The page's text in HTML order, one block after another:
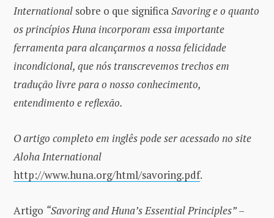
International sobre o que significaSavoring e o quanto
os princípios Huna incorporam essa importante
ferramenta para alcançarmos a nossa felicidade
incondicional, que nós transcrevemos trechos em
tradução livre para o nosso conhecimento,
entendimento e reflexão.
O artigo completo em inglês pode ser acessado no site
Aloha International
http://www.huna.org/html/savoring.pdf.
Artigo “Savoring and Huna’s Essential Principles”–